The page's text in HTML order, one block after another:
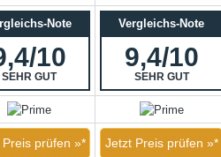
Note
10
SEHR GUT
Vergleichs-Note
9,4/10
SEHR GUT
prüfen »* Jetzt Preis prüfen »*